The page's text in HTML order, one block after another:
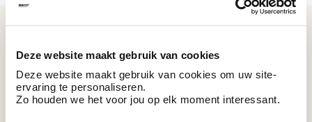
Deze website maakt gebruik van cookies
Deze website maakt gebruik van cookies om uw site-
ervaring te personaliseren.
Zo houden we het voor jou op elk moment interessant.